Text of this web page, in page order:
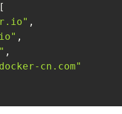
,
,
,
cn.com"